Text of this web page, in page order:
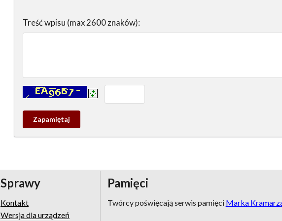
Treść wpisu (max 2600 znaków):
Kontrola - wprowadź tekst z obrazka:
Zapamietaj
wpis
Sprawy
Kontakt
Wersja dla urządzeń
Pamięci
Twórcy poświęcają serwis pamięci Marka